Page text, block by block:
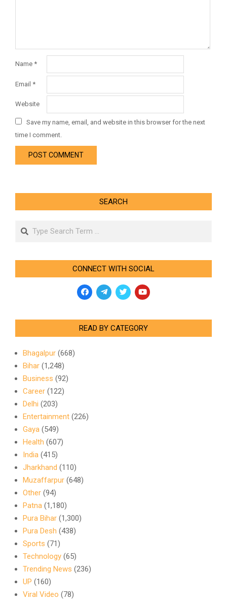
Name *
Email *
Website
Save my name, email, and website in this browser for the next
time I comment.
SEARCH
Search
CONNECT WITH SOCIAL
READ BY CATEGORY
Bhagalpur (668)
Bihar (1,248)
Business (92)
Career (122)
Delhi (203)
Entertainment (226)
Gaya (549)
Health (607)
India (415)
Jharkhand (110)
Muzaffarpur (648)
Other (94)
Patna (1,180)
Pura Bihar (1,300)
Pura Desh (438)
Sports (71)
Technology (65)
Trending News (236)
UP (160)
Viral Video (78)